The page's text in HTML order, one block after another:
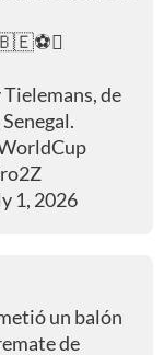
🇧🇪⚽
de
1, 2026
un balón
de